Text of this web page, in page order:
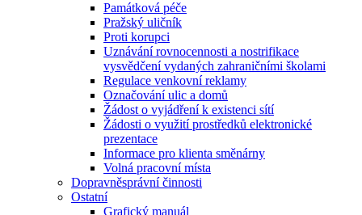
Památková péče
Pražský uličník
Proti korupci
Uznávání rovnocennosti a nostrifikace
vysvědčení vydaných zahraničními školami
Regulace venkovní reklamy
Označování ulic a domů
Žádost o vyjádření k existenci sítí
Žádosti o využití prostředků elektronické
prezentace
Informace pro klienta směnárny
Volná pracovní místa
Dopravněsprávní činnosti
Ostatní
Grafický manuál